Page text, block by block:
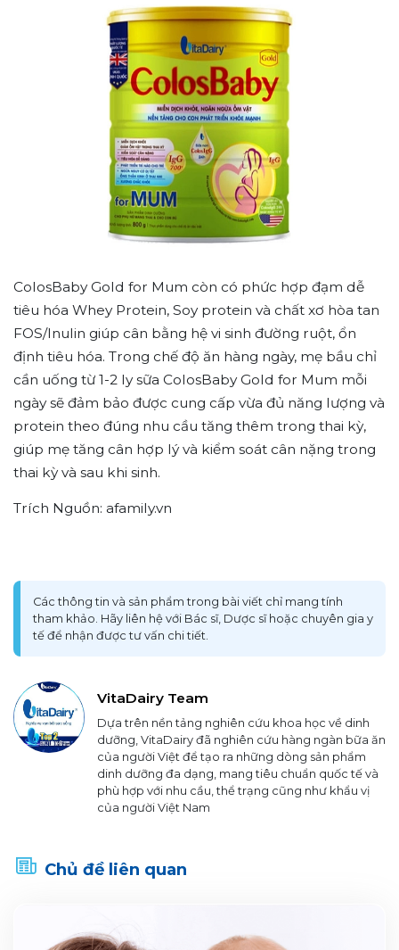
ColosBaby Gold for Mum còn có phức hợp đạm dễ
tiêu hóa Whey Protein, Soy protein và chất xơ hòa tan
FOS/Inulin giúp cân bằng hệ vi sinh đường ruột, ổn
định tiêu hóa. Trong chế độ ăn hàng ngày, mẹ bầu chỉ
cần uống từ 1-2 ly sữa ColosBaby Gold for Mum mỗi
ngày sẽ đảm bảo được cung cấp vừa đủ năng lượng và
protein theo đúng nhu cầu tăng thêm trong thai kỳ,
giúp mẹ tăng cân hợp lý và kiểm soát cân nặng trong
thai kỳ và sau khi sinh.
Trích Nguồn: afamily.vn
Các thông tin và sản phẩm trong bài viết chỉ mang tính
tham khảo. Hãy liên hệ với Bác sĩ, Dược sĩ hoặc chuyên gia y
tế để nhận được tư vấn chi tiết.
VitaDairy Team
Dựa trên nền tảng nghiên cứu khoa học về dinh
dưỡng, VitaDairy đã nghiên cứu hàng ngàn bữa ăn
của người Việt để tạo ra những dòng sản phẩm
dinh dưỡng đa dạng, mang tiêu chuẩn quốc tế và
phù hợp với nhu cầu, thể trạng cũng như khẩu vị
của người Việt Nam
Chủ đề liên quan